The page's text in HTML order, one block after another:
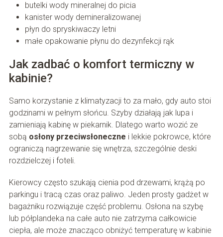
butelki wody mineralnej do picia
kanister wody demineralizowanej
płyn do spryskiwaczy letni
małe opakowanie płynu do dezynfekcji rąk
Jak zadbać o komfort termiczny w
kabinie?
Samo korzystanie z klimatyzacji to za mało, gdy auto stoi
godzinami w pełnym słońcu. Szyby działają jak lupa i
zamieniają kabinę w piekarnik. Dlatego warto wozić ze
sobą osłony przeciwsłoneczne i lekkie pokrowce, które
ograniczą nagrzewanie się wnętrza, szczególnie deski
rozdzielczej i foteli.
Kierowcy często szukają cienia pod drzewami, krążą po
parkingu i tracą czas oraz paliwo. Jeden prosty gadżet w
bagażniku rozwiązuje część problemu. Osłona na szybę
lub półplandeka na całe auto nie zatrzyma całkowicie
ciepła, ale może znacząco obniżyć temperaturę w kabinie